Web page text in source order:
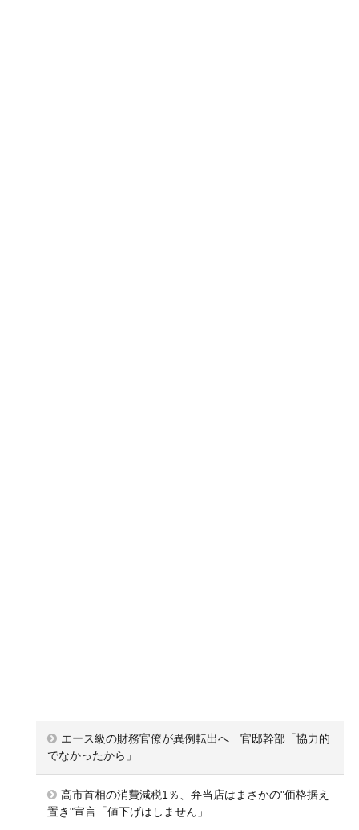
エース級の財務官僚が異例転出へ 官邸幹部「協力的
でなかったから」
高市首相の消費減税1％、弁当店はまさかの"価格据え
置き"宣言「値下げはしません」